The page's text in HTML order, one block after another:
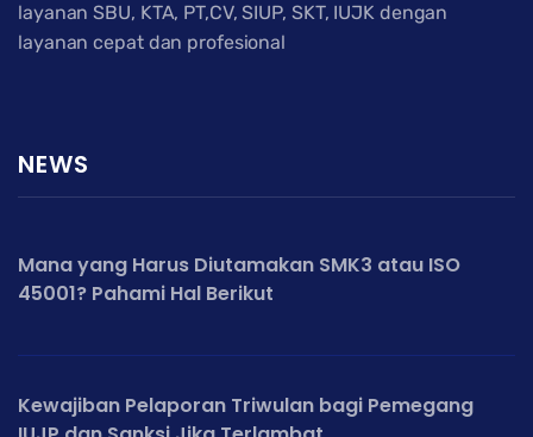
layanan SBU, KTA, PT,CV, SIUP, SKT, IUJK dengan
layanan cepat dan profesional
NEWS
Mana yang Harus Diutamakan SMK3 atau ISO
45001? Pahami Hal Berikut
Kewajiban Pelaporan Triwulan bagi Pemegang